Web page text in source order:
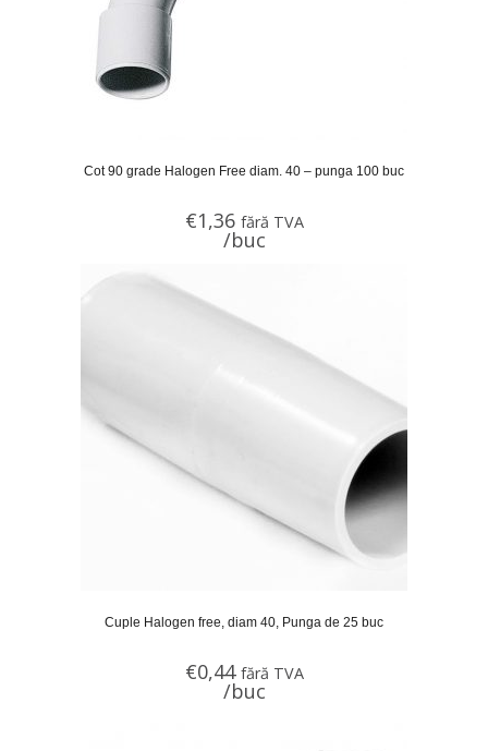
Cot 90 grade Halogen Free diam. 40 – punga 100 buc
€1,36 fără TVA
/buc
Cuple Halogen free, diam 40, Punga de 25 buc
€0,44 fără TVA
/buc